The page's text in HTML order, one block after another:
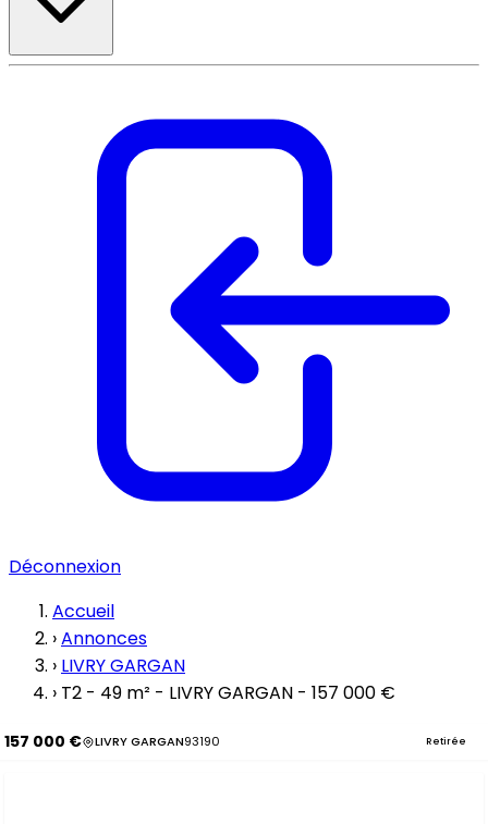
Déconnexion
Accueil
›Annonces
› LIVRY GARGAN
› T2 - 49 m² - LIVRY GARGAN - 157 000 €
157 000 € LIVRY GARGAN93190 Retirée